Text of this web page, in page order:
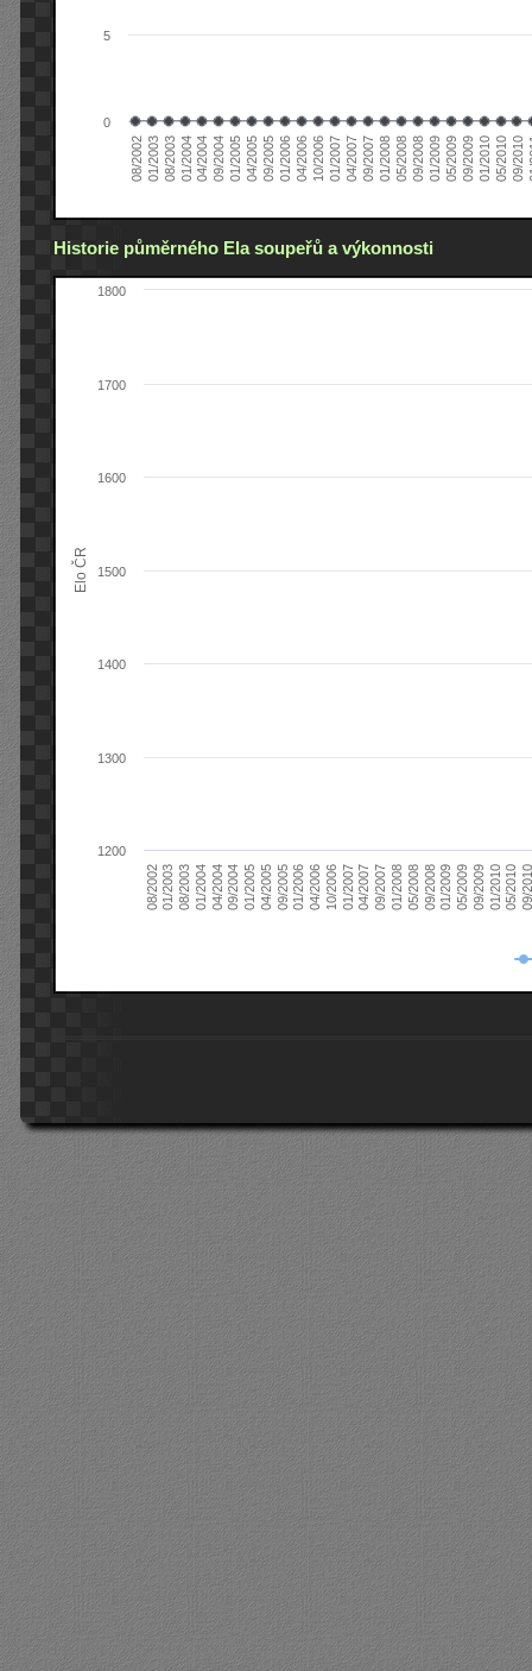
08/200201/200308/200301/200404/200409/200401/200504/200509/200501/200604/200610/200601/200704/200709/200701/200805/200809/200801/200905/200909/200901/201005/201009/2010
0
5
Historie půměrného Ela soupeřů a výkonnosti
Elo ČR
08/200201/200308/200301/200404/200409/200401/200504/200509/200501/200604/200610/200601/200704/200709/200701/200805/200809/200801/200905/200909/200901/201005/201009/
1200
1300
1400
1500
1600
1700
1800